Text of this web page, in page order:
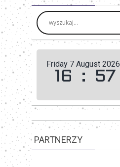
Friday 7 August 2026
16 : 57
PARTNERZY